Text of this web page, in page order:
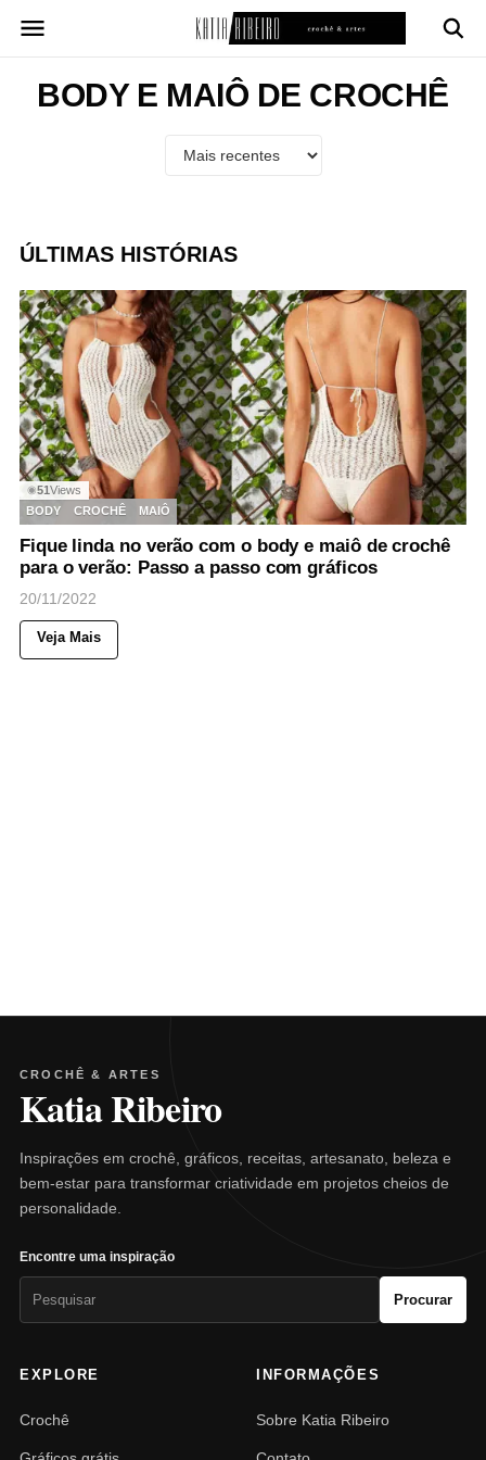
para
conteúdoBODY E MAIÔ DE CROCHÊ
ÚLTIMAS HISTÓRIAS
◉51Views
BODY
CROCHÊ MAIÔ
Fique linda no verão com o body e maiô de crochê
para o verão: Passo a passo com gráficos
20/11/2022
Veja Mais
CROCHÊ & ARTES
Katia Ribeiro
Inspirações em crochê, gráficos, receitas, artesanato, beleza e
bem-estar para transformar criatividade em projetos cheios de
personalidade.
Encontre uma inspiração
Procurar
EXPLORE
Crochê
INFORMAÇÕES
Sobre Katia Ribeiro